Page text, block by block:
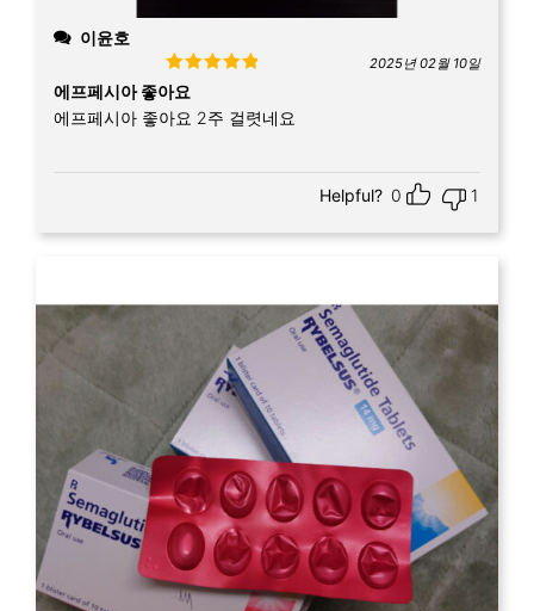
이윤호
Rated
of 5
2025년 02월 10일
에프페시아 좋아요
에프페시아 좋아요 2주 걸렷네요
Helpful? 0 1